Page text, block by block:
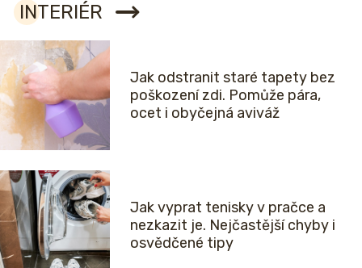
INTERIÉR
Jak odstranit staré tapety bez
poškození zdi. Pomůže pára,
ocet i obyčejná aviváž
Jak vyprat tenisky v pračce a
nezkazit je. Nejčastější chyby i
osvědčené tipy